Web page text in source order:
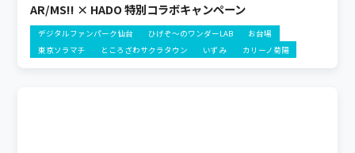
AR/MS!! × HADO 特別コラボキャンペーン
デジタルファンパーク仙台 ひげぞ～のワンダーLAB
お台場
東京ソラマチ
ところざわサクラタウン いずみ カリーノ菊陽